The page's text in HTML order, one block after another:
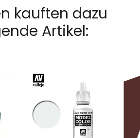
kauften dazu
Artikel: